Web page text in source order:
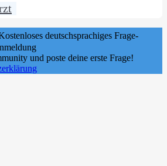
deutschsprachiges Frage-
und poste deine erste Frage!